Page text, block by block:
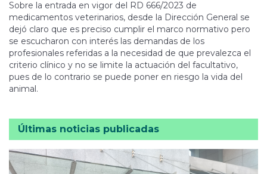
Sobre la entrada en vigor del RD 666/2023 de
medicamentos veterinarios, desde la Dirección General se
dejó claro que es preciso cumplir el marco normativo pero
se escucharon con interés las demandas de los
profesionales referidas a la necesidad de que prevalezca el
criterio clínico y no se limite la actuación del facultativo,
pues de lo contrario se puede poner en riesgo la vida del
animal.
Últimas noticias publicadas